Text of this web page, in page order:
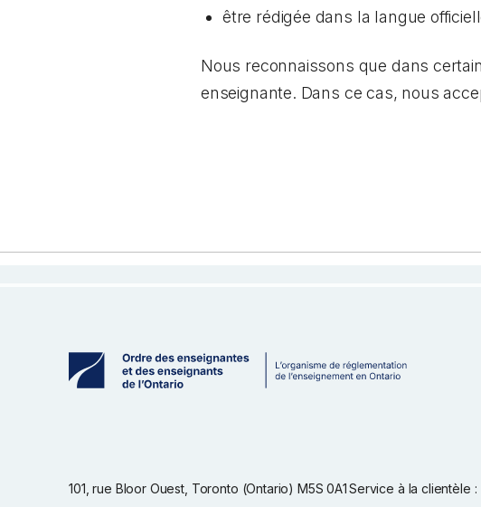
être rédigée dans la langue
Nous reconnaissons que dans
enseignante. Dans ce cas, nous
101, rue Bloor Ouest, Toronto (Ontario) M5S 0A1Service à la clientèle :